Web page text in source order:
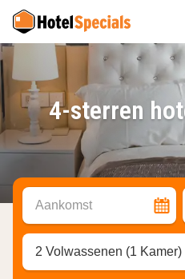
4-sterren
Aankomst
2 Volwassenen (1 Kamer)